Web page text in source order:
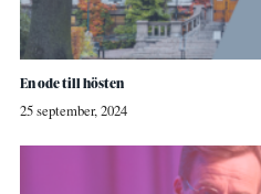
En ode till hösten
25 september, 2024